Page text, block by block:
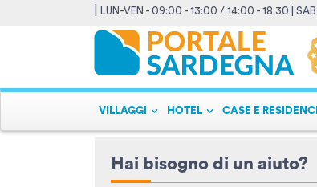
LUN-VEN - 09:00 - 13:00 / 14:00 - 18:30 |
VILLAGGI HOTEL CASE E
Hai bisogno di un aiuto?